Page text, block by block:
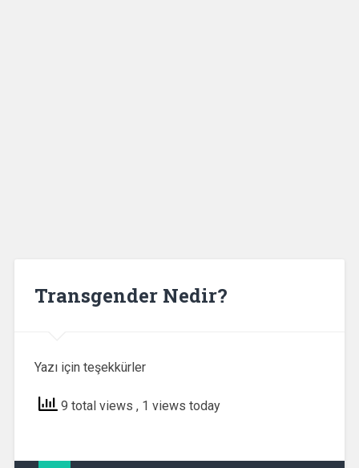
Transgender Nedir?
Yazı için teşekkürler
9 total views , 1 views today